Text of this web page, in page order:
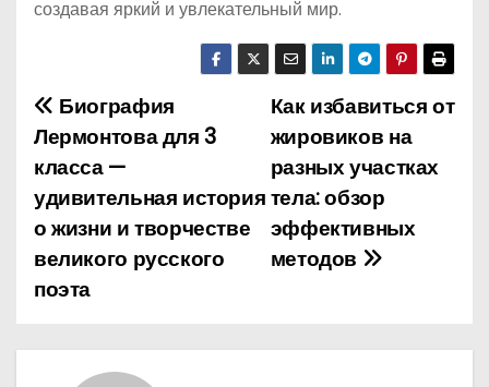
создавая яркий и увлекательный мир.
Н
а
в
и
г
а
Как избавиться от
жировиков на
разных участках
тела: обзор
эффективных
методов
Биография
Лермонтова для 3
класса —
удивительная история
о жизни и творчестве
великого русского
поэта